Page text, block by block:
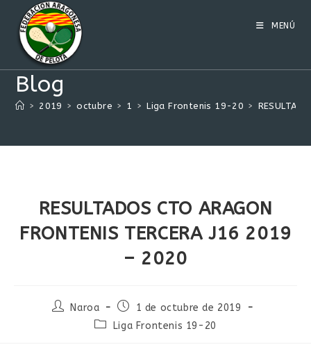
contenido
MENÚ
Blog
> 2019 > octubre > 1 > Liga Frontenis 19-20 >
RESULTADOS CTO ARAGON
FRONTENIS TERCERA J16 2019
– 2020
AutorNaroa
Publicación
de
la
1 de octubre de 2019
Categoría
Liga Frontenis 19-20